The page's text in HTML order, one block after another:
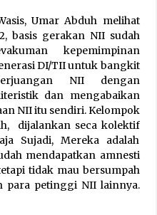
Umar Abduh melihat
basis gerakan NII sudah
kepemimpinan
DI/TII untuk bangkit
NII dengan
dan mengabaikan
NII itu sendiri. Kelompok
dijalankan seca kolektif
Sujadi, Mereka adalah
mendapatkan amnesti
tidak mau bersumpah
para petinggi NII lainnya.